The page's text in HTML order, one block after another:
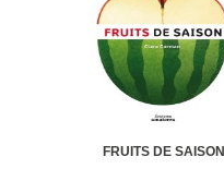
FRUITS DE SAISON